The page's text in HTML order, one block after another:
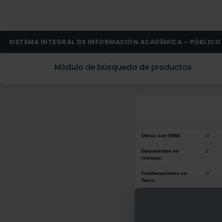
SISTEMA INTEGRAL DE INFORMACIÓN ACADÉMICA - PÚBLICO
Módulo de búsqueda de productos
Obras con ISBN: 0
Documentos en
revistas:
2
Colaboraciones en
Tesis:
0